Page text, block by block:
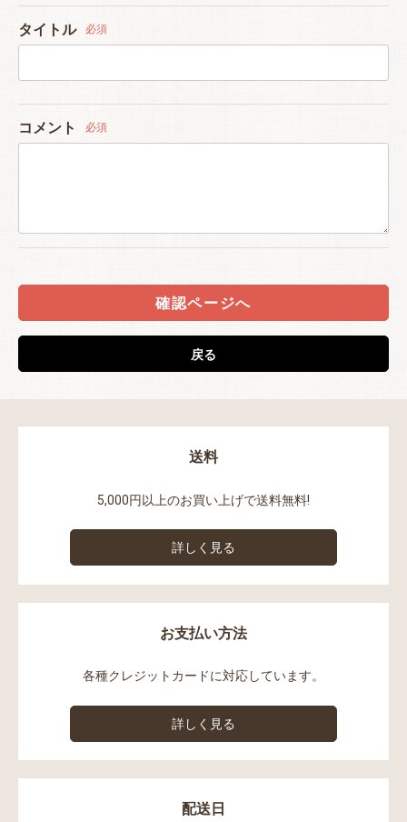
タイトル 必須
コメント 必須
確認ページへ
戻る
送料
5,000円以上のお買い上げで送料無料!
詳しく見る
お支払い方法
各種クレジットカードに対応しています。
詳しく見る
配送日